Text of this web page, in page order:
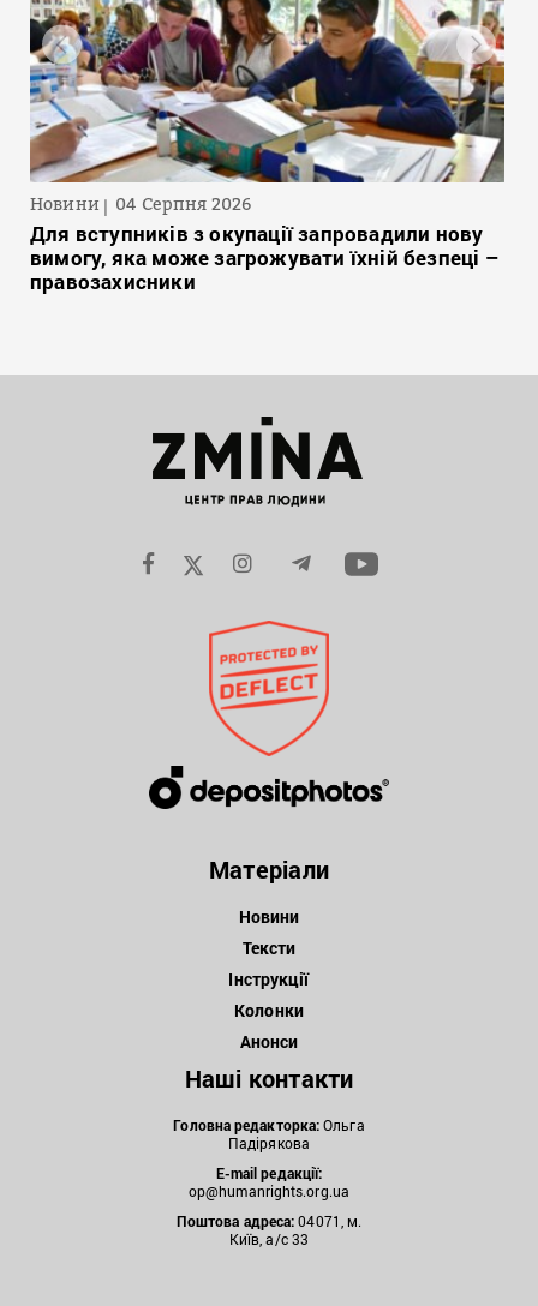
Новини 04 Серпня 2026
Для вступників з окупації запровадили нову
вимогу, яка може загрожувати їхній безпеці –
правозахисники
Матеріали
Новини
Тексти
Інструкції
Колонки
Анонси
Наші контакти
Головна редакторка:Ольга
Падірякова
E-mail редакції:
op@humanrights.org.ua
Поштова адреса:04071, м.
Київ, а/с 33